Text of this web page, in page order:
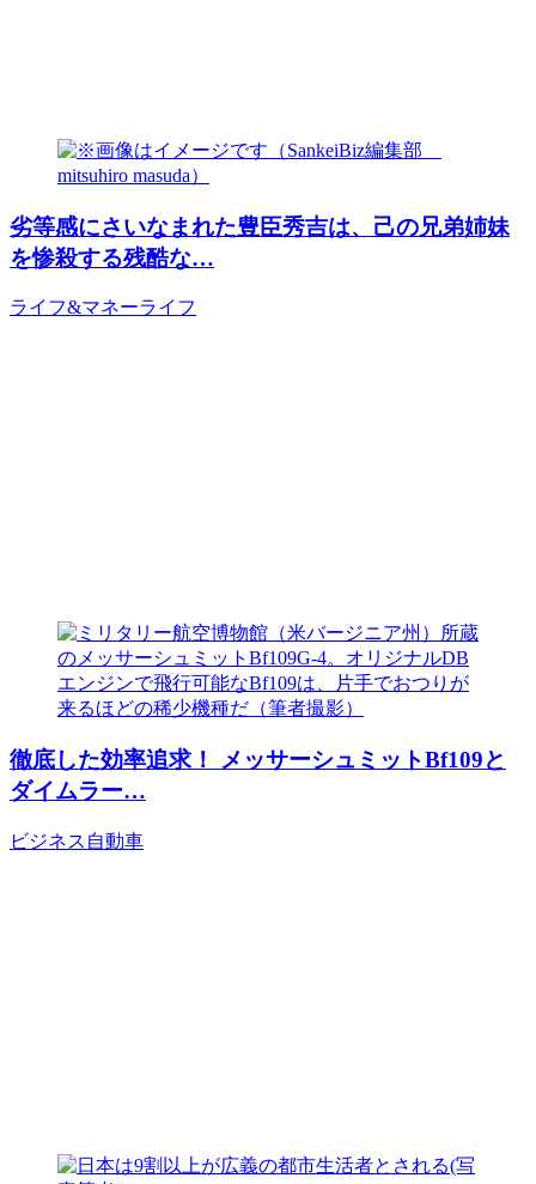
劣等感にさいなまれた豊臣秀吉は、己の兄弟姉妹
を惨殺する残酷な…
ライフ&マネーライフ
徹底した効率追求！ メッサーシュミットBf109と
ダイムラー…
ビジネス 自動車